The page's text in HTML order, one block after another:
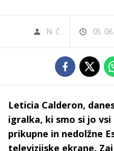
N. Č. 05.
Leticia Calderon,
igralka, ki smo si jo
prikupne in nedolžne
televizijske ekrane.